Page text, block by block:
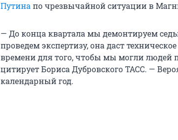
Путина по чрезвычайной ситуации в
— До конца квартала мы демонтируем
проведем экспертизу, она даст
времени для того, чтобы мы могли людей
цитирует Бориса Дубровского ТАСС. —
календарный год.